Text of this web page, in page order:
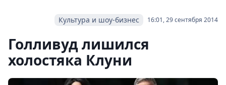
16:01, 29 сентября 2014
Культура и шоу-бизнес
Голливуд лишился
холостяка Клуни